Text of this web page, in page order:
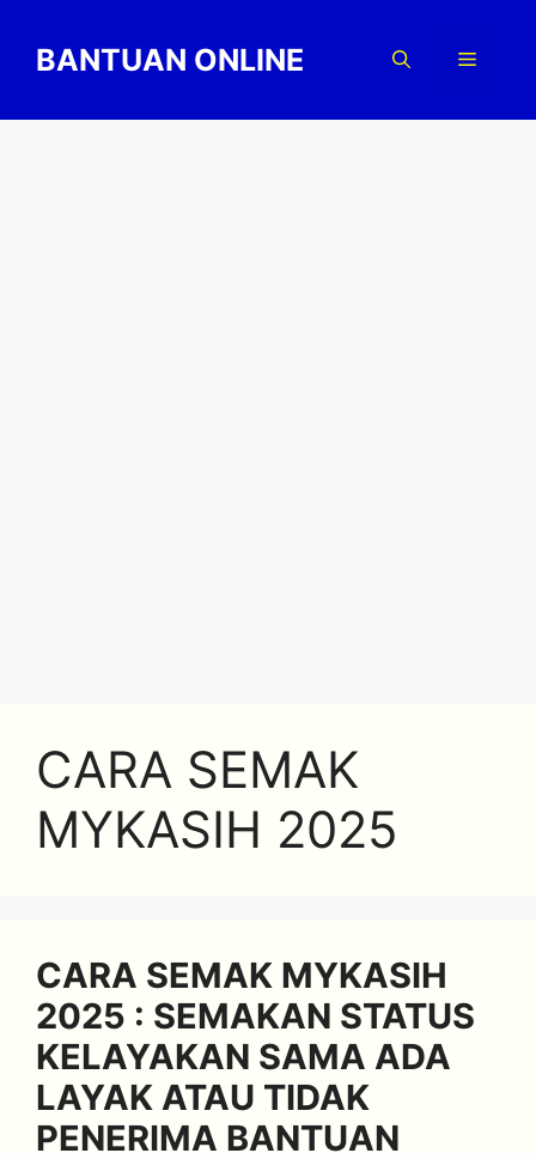
contentBANTUAN ONLINE Menu
CARA SEMAK
MYKASIH 2025
CARA SEMAK MYKASIH
2025 : SEMAKAN STATUS
KELAYAKAN SAMA ADA
LAYAK ATAU TIDAK
PENERIMA BANTUAN